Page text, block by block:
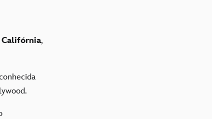
Califórnia,